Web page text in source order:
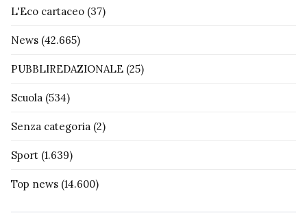
L'Eco cartaceo (37)
News (42.665)
PUBBLIREDAZIONALE (25)
Scuola (534)
Senza categoria (2)
Sport (1.639)
Top news (14.600)